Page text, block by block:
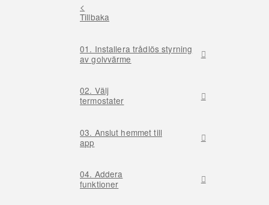
<
Tillbaka
01. Installera trådlös styrning
av golvvärme
02. Välj
termostater
03. Anslut hemmet till
app
04. Addera
funktioner